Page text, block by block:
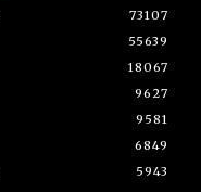
73107
55639
18067
9627
9581
6849
5943